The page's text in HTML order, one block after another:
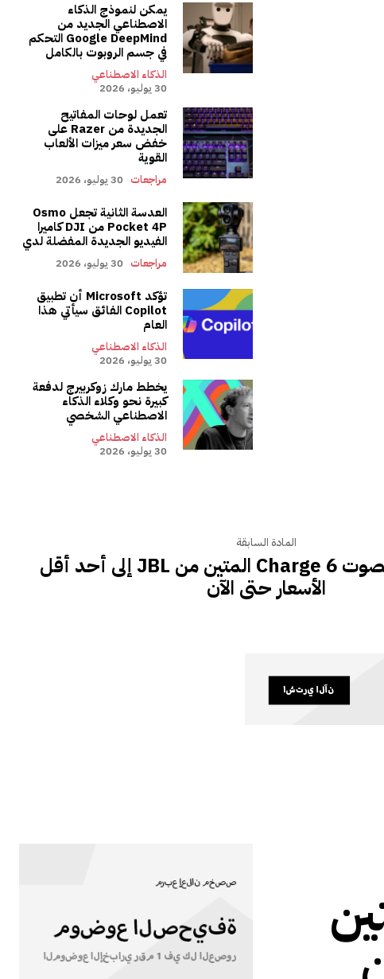
يمكن لنموذج الذكاء
الاصطناعي الجديد من
Google DeepMind التحكم
في جسم الروبوت بالكامل
الذكاء الاصطناعي
30 يوليو، 2026
تعمل لوحات المفاتيح
الجديدة من Razer على
خفض سعر ميزات الألعاب
القوية
مراجعات 30 يوليو، 2026
العدسة الثانية تجعل Osmo
Pocket 4P من DJI كاميرا
الفيديو الجديدة المفضلة لدي
مراجعات 30 يوليو، 2026
تؤكد Microsoft أن تطبيق
Copilot الفائق سيأتي هذا
العام
الذكاء الاصطناعي
30 يوليو، 2026
يخطط مارك زوكربيرج لدفعة
كبيرة نحو وكلاء الذكاء
الاصطناعي الشخصي
الذكاء الاصطناعي
30 يوليو، 2026
المادة السابقة
انخفض مكبر الصوت Charge 6 المتين من JBL إلى أحد أقل
الأسعار حتى الآن